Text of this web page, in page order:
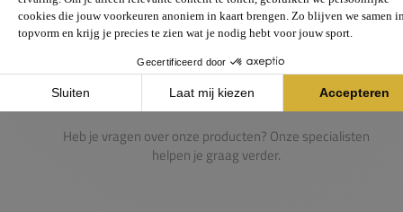
Passie voor de sport
Heb je vragen over onze producten? Onze specialisten
helpen je graag verder.